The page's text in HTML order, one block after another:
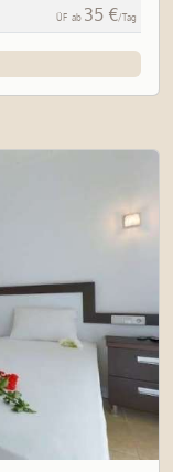
ÜF ab 35 €/Tag